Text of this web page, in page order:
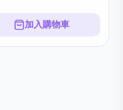
加入購物車